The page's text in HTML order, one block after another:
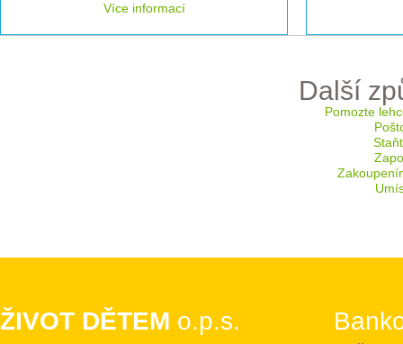
Více informací
Další
Pomozte
ŽIVOT DĚTEM o.p.s.